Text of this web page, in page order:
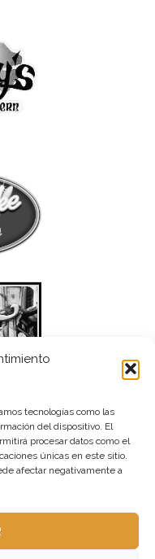
tecnologías como las
del dispositivo. El
procesar datos como el
únicas en este sitio.
afectar negativamente a